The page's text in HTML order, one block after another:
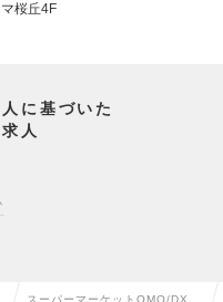
桜丘4F
に基づいた
人
スーパーマーケットOMO/DX事